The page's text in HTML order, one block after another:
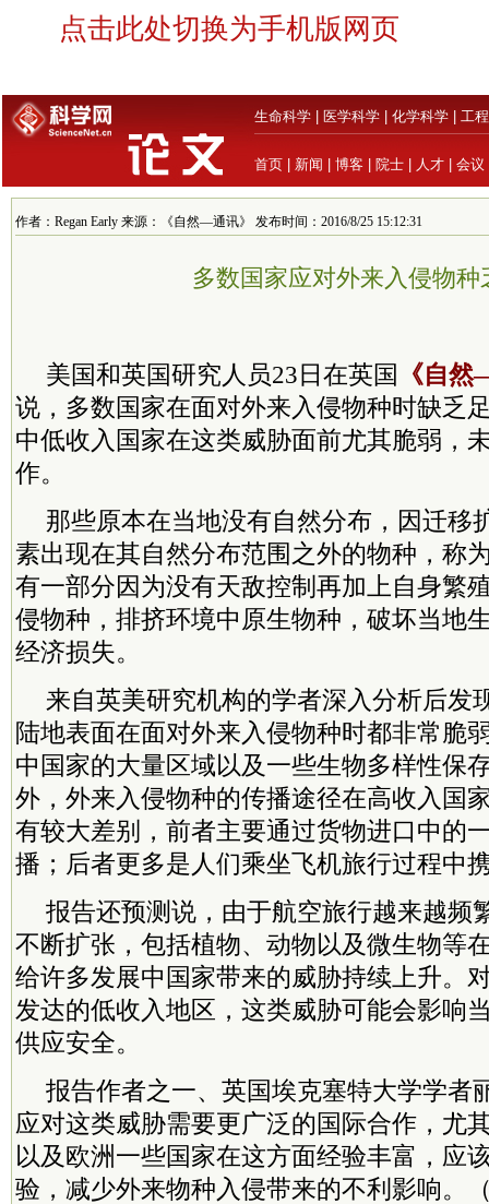
点击此处切换为手机版网页
生命科学 医学科学 化学科学 工
首页 新闻 博客 院士 人才 会议
作者：Regan Early 来源：《自然—通讯》 发布时间：2016/8/25 15:12:31
多数国家应对外来入侵物种
美国和英国研究人员23日在英国
《自
说，多数国家在面对外来入侵物种时缺乏
中低收入国家在这类威胁面前尤其脆弱，
作。
那些原本在当地没有自然分布，因迁移
素出现在其自然分布范围之外的物种，称
有一部分因为没有天敌控制再加上自身繁
侵物种，排挤环境中原生物种，破坏当地
经济损失。
来自英美研究机构的学者深入分析后发
陆地表面在面对外来入侵物种时都非常脆
中国家的大量区域以及一些生物多样性保
外，外来入侵物种的传播途径在高收入国
有较大差别，前者主要通过货物进口中的
播；后者更多是人们乘坐飞机旅行过程中
报告还预测说，由于航空旅行越来越频
不断扩张，包括植物、动物以及微生物等
给许多发展中国家带来的威胁持续上升。
发达的低收入地区，这类威胁可能会影响
供应安全。
报告作者之一、英国埃克塞特大学学者
应对这类威胁需要更广泛的国际合作，尤
以及欧洲一些国家在这方面经验丰富，应
验，减少外来物种入侵带来的不利影响。